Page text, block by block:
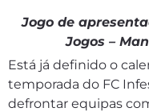
Jogo de
Jogos –
Está já definido o
temporada do FC
defrontar equipas